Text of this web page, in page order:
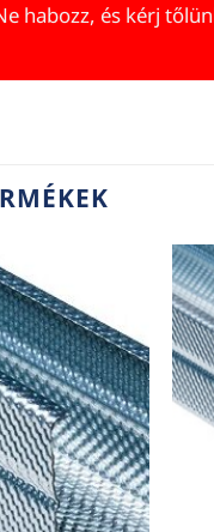
habozz, és kérj